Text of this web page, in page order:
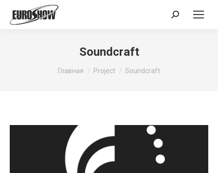
Поиск:
Soundcraft
Вы здесь:
Главная Project Soundcraft